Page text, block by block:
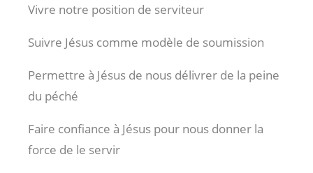
Vivre notre position de serviteur
Suivre Jésus comme modèle de soumission
Permettre à Jésus de nous délivrer de la peine
du péché
Faire confiance à Jésus pour nous donner la
force de le servir